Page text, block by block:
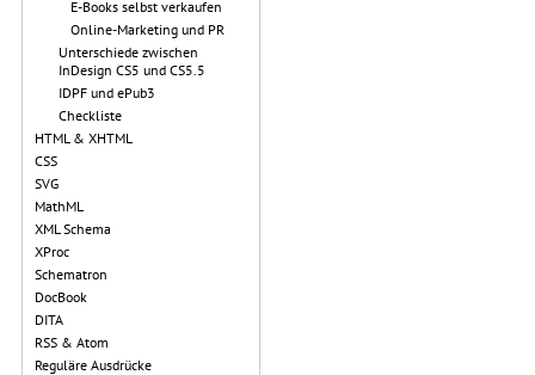
E-Books selbst verkaufen
Online-Marketing und PR
Unterschiede zwischen
InDesign CS5 und CS5.5
IDPF und ePub3
Checkliste
HTML & XHTML
CSS
SVG
MathML
XML Schema
XProc
Schematron
DocBook
DITA
RSS & Atom
Reguläre Ausdrücke